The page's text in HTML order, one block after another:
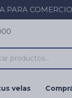
PARA
velas